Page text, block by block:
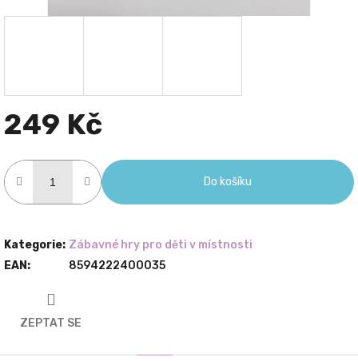
249 Kč
cena:
Do košíku
Kategorie: Zábavné hry pro děti v místnosti
EAN : 8594222400035
ZEPTAT SE